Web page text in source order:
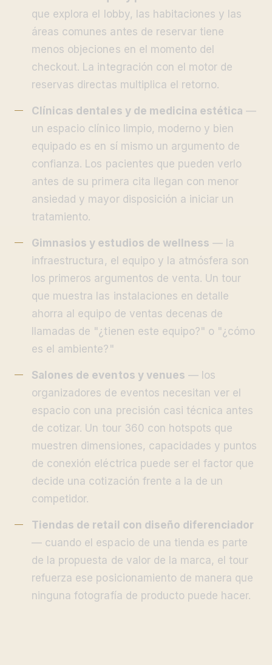
que explora el lobby, las habitaciones y las
áreas comunes antes de reservar tiene
menos objeciones en el momento del
checkout. La integración con el motor de
reservas directas multiplica el retorno.
Clínicas dentales y de medicina estética —
un espacio clínico limpio, moderno y bien
equipado es en sí mismo un argumento de
confianza. Los pacientes que pueden verlo
antes de su primera cita llegan con menor
ansiedad y mayor disposición a iniciar un
tratamiento.
Gimnasios y estudios de wellness — la
infraestructura, el equipo y la atmósfera son
los primeros argumentos de venta. Un tour
que muestra las instalaciones en detalle
ahorra al equipo de ventas decenas de
llamadas de "¿tienen este equipo?" o "¿cómo
es el ambiente?"
Salones de eventos y venues — los
organizadores de eventos necesitan ver el
espacio con una precisión casi técnica antes
de cotizar. Un tour 360 con hotspots que
muestren dimensiones, capacidades y puntos
de conexión eléctrica puede ser el factor que
decide una cotización frente a la de un
competidor.
Tiendas de retail con diseño diferenciador
— cuando el espacio de una tienda es parte
de la propuesta de valor de la marca, el tour
refuerza ese posicionamiento de manera que
ninguna fotografía de producto puede hacer.